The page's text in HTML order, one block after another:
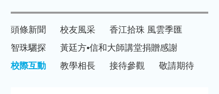
頭條新聞 校友風采
香江拾珠 風雲季匯
智珠驪探
黃廷方•信和大師講堂捐贈感謝
校際互動
教學相長 接待參觀 敬請期待